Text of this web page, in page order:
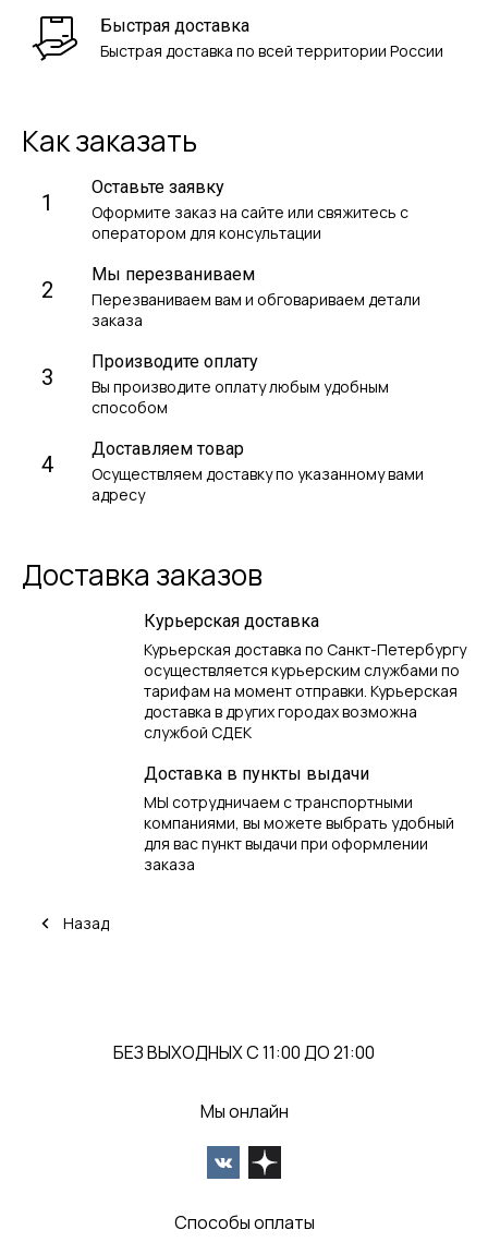
Быстрая доставка
Быстрая доставка по всей территории России
Как заказать
1
Оставьте заявку
Оформите заказ на сайте или свяжитесь с
оператором для консультации
2
Мы перезваниваем
Перезваниваем вам и обговариваем детали
заказа
3
Производите оплату
Вы производите оплату любым удобным
способом
4
Доставляем товар
Осуществляем доставку по указанному вами
адресу
Доставка заказов
Курьерская доставка
Курьерская доставка по Санкт-Петербургу
осуществляется курьерским службами по
тарифам на момент отправки. Курьерская
доставка в других городах возможна
службой СДЕК
Доставка в пункты выдачи
МЫ сотрудничаем с транспортными
компаниями, вы можете выбрать удобный
для вас пункт выдачи при оформлении
заказа
Назад
БЕЗ ВЫХОДНЫХ С 11:00 ДО 21:00
Способы оплаты
Мы онлайн